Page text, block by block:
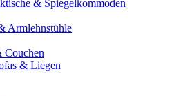
& Spiegelkommoden
Armlehnstühle
Couchen
& Liegen